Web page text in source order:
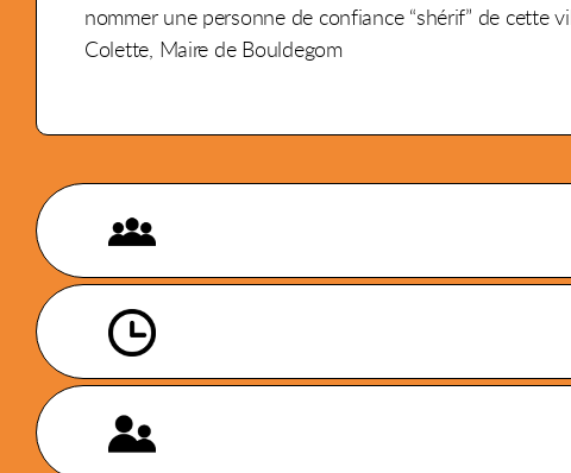
nommer une personne de confiance “shérif” de cette
Colette, Maire de Bouldegom